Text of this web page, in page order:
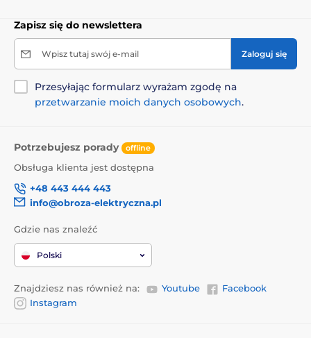
Produkt znajduje się w kategoriach
Obroże treningowe 301 do 600 metrów
Elektryczne Wibracyjne
Dla średnich psów
Zapisz się do newslettera
Wpisz tutaj swój e-mail Zaloguj się
Przesyłając formularz wyrażam zgodę na
przetwarzanie moich danych osobowych.
Potrzebujesz porady offline
Obsługa klienta jest dostępna
+48 443 444 443
info@obroza-elektryczna.pl
Gdzie nas znaleźć
Polski
Znajdziesz nas również na: Youtube
Facebook
Instagram